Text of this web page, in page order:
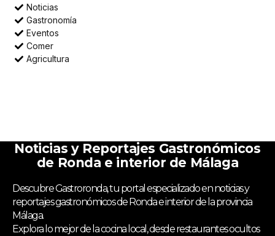
Noticias
Gastronomía
Eventos
Comer
Agricultura
Noticias y Reportajes Gastronómicos
de Ronda e interior de Málaga
Descubre Gastroronda, tu portal especializado en noticias y
reportajes gastronómicos de Ronda e interior de la provincia
Málaga.
Explora lo mejor de la cocina local, desde restaurantes ocultos